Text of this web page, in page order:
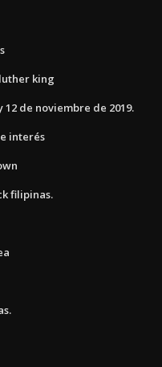
king
de noviembre de 2019.
interés
filipinas.